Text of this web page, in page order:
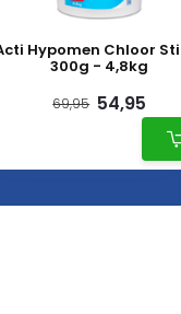
Hypomen Chloor
300g - 4,8kg
69,95 54,95